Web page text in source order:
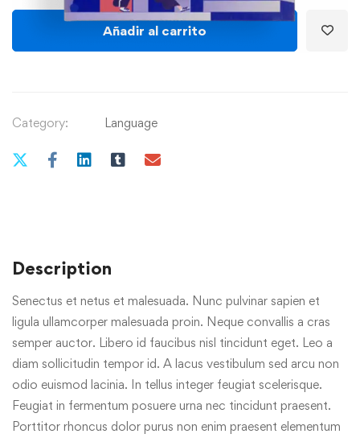
Añadir al carrito
Category: Language
Description
Senectus et netus et malesuada. Nunc pulvinar sapien et
ligula ullamcorper malesuada proin. Neque convallis a cras
semper auctor. Libero id faucibus nisl tincidunt eget. Leo a
diam sollicitudin tempor id. A lacus vestibulum sed arcu non
odio euismod lacinia. In tellus integer feugiat scelerisque.
Feugiat in fermentum posuere urna nec tincidunt praesent.
Porttitor rhoncus dolor purus non enim praesent elementum